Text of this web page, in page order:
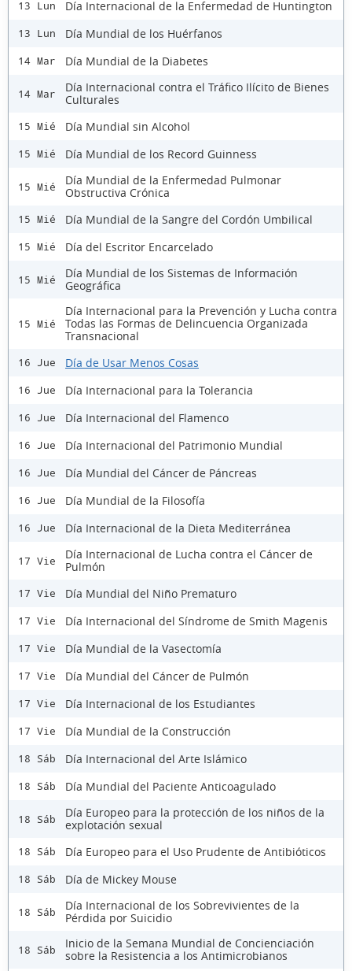
13 Lun Día Internacional de la Enfermedad de Huntington
13 Lun Día Mundial de los Huérfanos
14 Mar Día Mundial de la Diabetes
14 Mar
Día Internacional contra el Tráfico Ilícito de Bienes
Culturales
15 Mié Día Mundial sin Alcohol
15 Mié Día Mundial de los Record Guinness
15 Mié
Día Mundial de la Enfermedad Pulmonar
Obstructiva Crónica
15 Mié Día Mundial de la Sangre del Cordón Umbilical
15 Mié Día del Escritor Encarcelado
15 Mié
Día Mundial de los Sistemas de Información
Geográfica
15 Mié
Día Internacional para la Prevención y Lucha contra
Todas las Formas de Delincuencia Organizada
Transnacional
16 Jue Día de Usar Menos Cosas
16 Jue Día Internacional para la Tolerancia
16 Jue Día Internacional del Flamenco
16 Jue Día Internacional del Patrimonio Mundial
16 Jue Día Mundial del Cáncer de Páncreas
16 Jue Día Mundial de la Filosofía
16 Jue Día Internacional de la Dieta Mediterránea
17 Vie
Día Internacional de Lucha contra el Cáncer de
Pulmón
17 Vie Día Mundial del Niño Prematuro
17 Vie Día Internacional del Síndrome de Smith Magenis
17 Vie Día Mundial de la Vasectomía
17 Vie Día Mundial del Cáncer de Pulmón
17 Vie Día Internacional de los Estudiantes
17 Vie Día Mundial de la Construcción
18 Sáb Día Internacional del Arte Islámico
18 Sáb Día Mundial del Paciente Anticoagulado
18 Sáb
Día Europeo para la protección de los niños de la
explotación sexual
18 Sáb Día Europeo para el Uso Prudente de Antibióticos
18 Sáb Día de Mickey Mouse
18 Sáb
Día Internacional de los Sobrevivientes de la
Pérdida por Suicidio
18 Sáb
Inicio de la Semana Mundial de Concienciación
sobre la Resistencia a los Antimicrobianos